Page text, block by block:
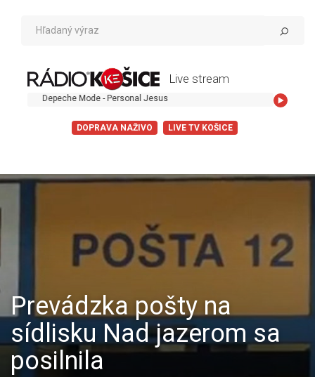
Live stream
Depeche Mode - Personal Jesus
DOPRAVA NAŽIVO LIVE TV KOŠICE
Prevádzka pošty na
sídlisku Nad jazerom sa
posilnila